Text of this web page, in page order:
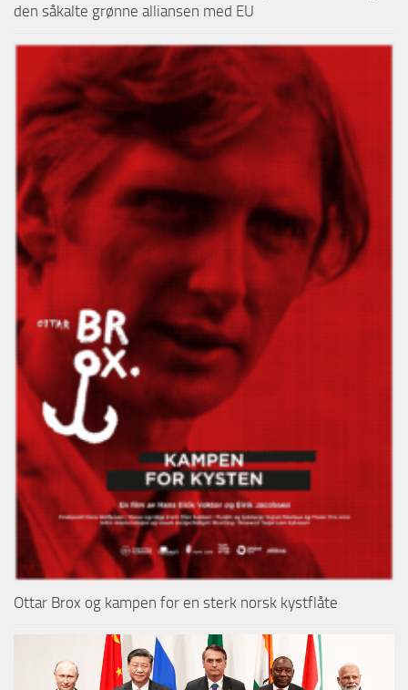
den såkalte grønne alliansen med EU
Ottar Brox og kampen for en sterk norsk kystflåte